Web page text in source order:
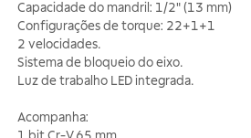
Capacidade do mandril: 1/2" (13 mm)
Configurações de torque: 22+1+1
2 velocidades.
Sistema de bloqueio do eixo.
Luz de trabalho LED integrada.
Acompanha: